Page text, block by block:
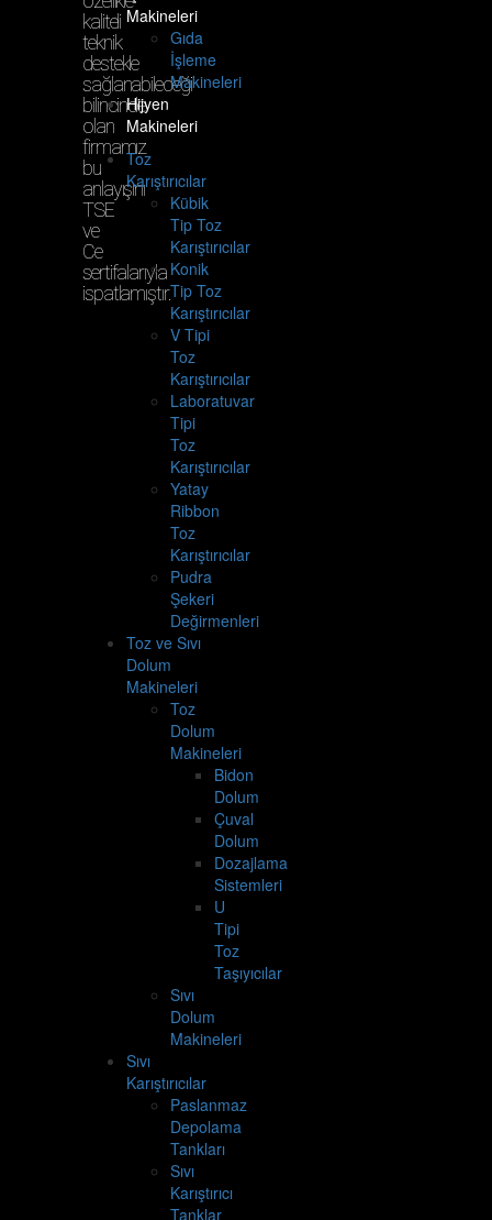
kaliteli
teknik
destekle
sağlanabileceği
bilincinde
olan
firmamız
bu
anlayışını
TSE
ve
Ce
sertifalarıyla
ispatlamıştır.
Makineleri
Gıda
İşleme
Makineleri
Hijyen
Makineleri
Toz
Karıştırıcılar
Kübik
Tip Toz
Karıştırıcılar
Konik
Tip Toz
Karıştırıcılar
V Tipi
Toz
Karıştırıcılar
Laboratuvar
Tipi
Toz
Karıştırıcılar
Yatay
Ribbon
Toz
Karıştırıcılar
Pudra
Şekeri
Değirmenleri
Toz ve Sıvı
Dolum
Makineleri
Toz
Dolum
Makineleri
Bidon
Dolum
Çuval
Dolum
Dozajlama
Sistemleri
U
Tipi
Toz
Taşıyıcılar
Sıvı
Dolum
Makineleri
Sıvı
Karıştırıcılar
Paslanmaz
Depolama
Tankları
Sıvı
Karıştırıcı
Tanklar